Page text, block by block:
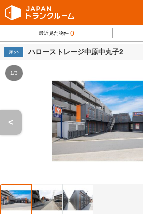
最近見た物件 0
屋外 ハローストレージ中原中丸子2
1/3
<